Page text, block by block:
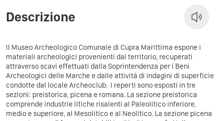
Descrizione
Il Museo Archeologico Comunale di Cupra Marittima espone i
materiali archeologici provenienti dal territorio, recuperati
attraverso scavi effettuati dalla Soprintendenza per i Beni
Archeologici delle Marche e dalle attività di indagini di superficie
condotte dal locale Archeoclub. I reperti sono esposti in tre
sezioni: preistorica, picena e romana. La sezione preistorica
comprende industrie litiche risalenti al Paleolitico inferiore,
medio e superiore, al Mesolitico e al Neolitico. La sezione picena